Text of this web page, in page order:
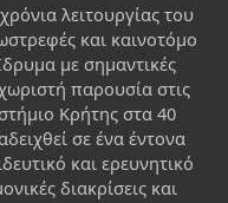
λειτουργίας του
και καινοτόμο
με σημαντικές
παρουσία στις
Κρήτης στα 40
σε ένα έντονα
και ερευνητικό
διακρίσεις και